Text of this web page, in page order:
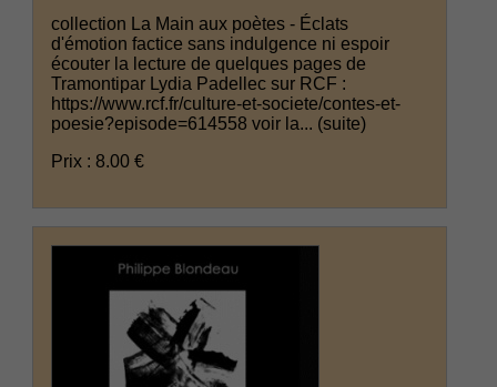
collection La Main aux poètes - Éclats
d'émotion factice sans indulgence ni espoir
écouter la lecture de quelques pages de
Tramontipar Lydia Padellec sur RCF :
https://www.rcf.fr/culture-et-societe/contes-et-
poesie?episode=614558 voir la... (suite)
Prix : 8.00 €